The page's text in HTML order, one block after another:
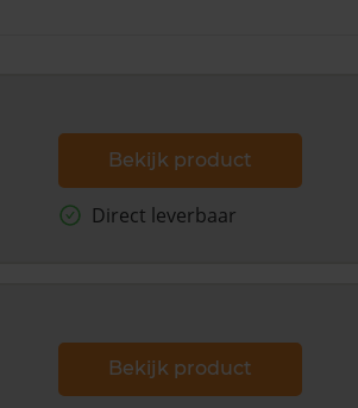
Bekijk product
Direct leverbaar
Bekijk product